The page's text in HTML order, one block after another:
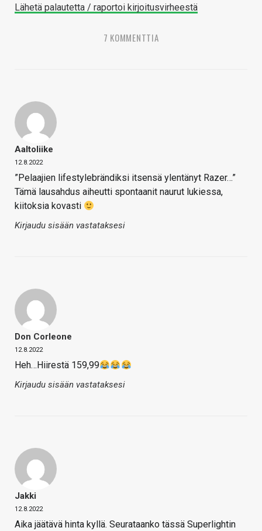
Lähetä palautetta / raportoi kirjoitusvirheestä
7 KOMMENTTIA
Aaltoliike
12.8.2022
”Pelaajien lifestylebrändiksi itsensä ylentänyt Razer…”
Tämä lausahdus aiheutti spontaanit naurut lukiessa,
kiitoksia kovasti
Kirjaudu sisään vastataksesi
Don Corleone
12.8.2022
Heh…Hiirestä 159,99
Kirjaudu sisään vastataksesi
Jakki
12.8.2022
Aika jäätävä hinta kyllä. Seurataanko tässä Superlightin